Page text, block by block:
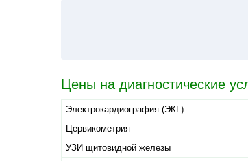
Цены на диагностические
Электрокардиография (ЭКГ)
Цервикометрия
УЗИ щитовидной железы